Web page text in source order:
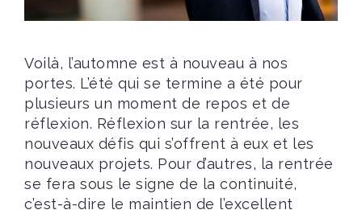
Voilà, l’automne est à nouveau à nos
portes. L’été qui se termine a été pour
plusieurs un moment de repos et de
réflexion. Réflexion sur la rentrée, les
nouveaux défis qui s’offrent à eux et les
nouveaux projets. Pour d’autres, la rentrée
se fera sous le signe de la continuité,
c’est-à-dire le maintien de l’excellent